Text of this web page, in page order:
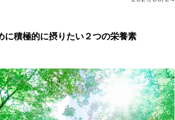
に積極的に摂りたい２つの栄養素